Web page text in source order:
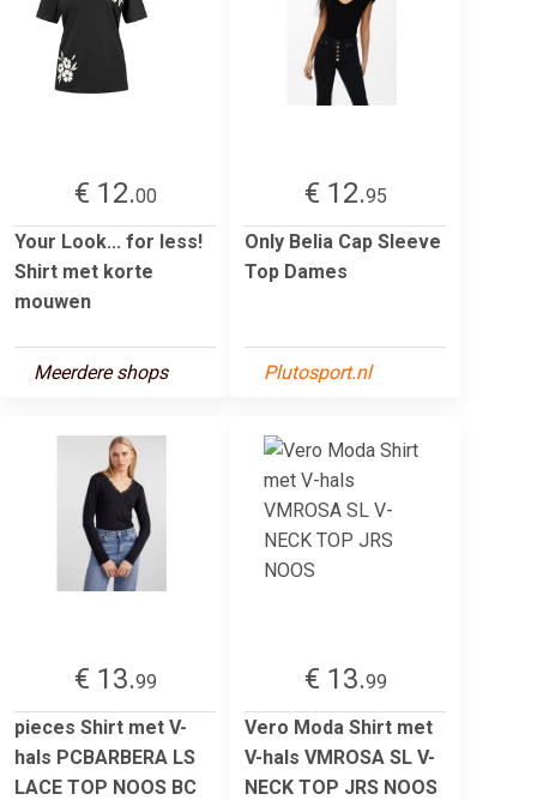
€ 12.00
Your Look... for less!
Shirt met korte
mouwen
Meerdere shops
€ 12.95
Only Belia Cap Sleeve
Top Dames
Plutosport.nl
€ 13.99
pieces Shirt met V-
hals PCBARBERA LS
LACE TOP NOOS BC
€ 13.99
Vero Moda Shirt met
V-hals VMROSA SL V-
NECK TOP JRS NOOS